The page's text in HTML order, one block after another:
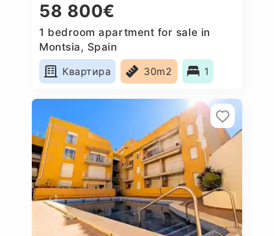
58 800€
1 bedroom apartment for sale in
Montsia, Spain
Квартира
30m2 1